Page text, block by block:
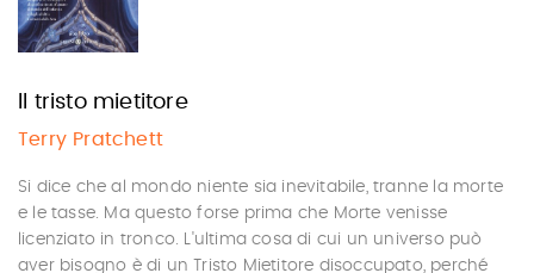
Il tristo mietitore
Terry Pratchett
Si dice che al mondo niente sia inevitabile, tranne la morte
e le tasse. Ma questo forse prima che Morte venisse
licenziato in tronco. L'ultima cosa di cui un universo può
aver bisogno è di un Tristo Mietitore disoccupato, perché